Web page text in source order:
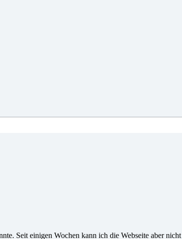
Seit einigen Wochen kann ich die Webseite aber nicht